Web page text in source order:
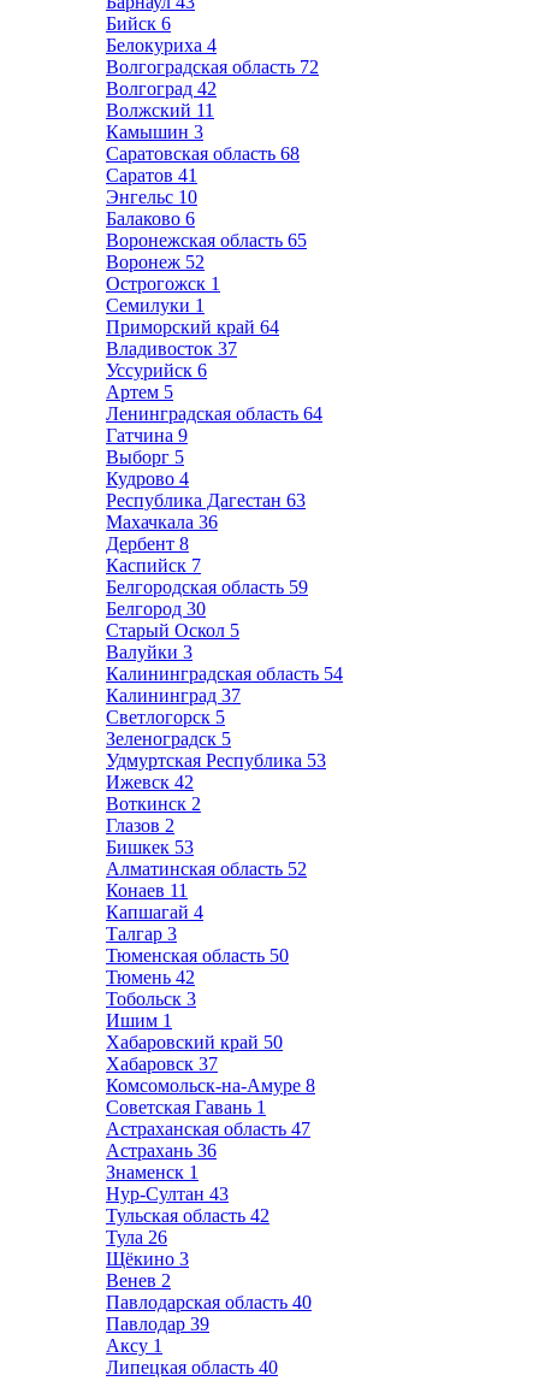
Бийск 6
Белокуриха 4
Волгоградская область 72
Волгоград 42
Волжский 11
Камышин 3
Саратовская область 68
Саратов 41
Энгельс 10
Балаково 6
Воронежская область 65
Воронеж 52
Острогожск 1
Семилуки 1
Приморский край 64
Владивосток 37
Уссурийск 6
Артем 5
Ленинградская область 64
Гатчина 9
Выборг 5
Кудрово 4
Республика Дагестан 63
Махачкала 36
Дербент 8
Каспийск 7
Белгородская область 59
Белгород 30
Старый Оскол 5
Валуйки 3
Калининградская область 54
Калининград 37
Светлогорск 5
Зеленоградск 5
Удмуртская Республика 53
Ижевск 42
Воткинск 2
Глазов 2
Бишкек 53
Алматинская область 52
Конаев 11
Капшагай 4
Талгар 3
Тюменская область 50
Тюмень 42
Тобольск 3
Ишим 1
Хабаровский край 50
Хабаровск 37
Комсомольск-на-Амуре 8
Советская Гавань 1
Астраханская область 47
Астрахань 36
Знаменск 1
Нур-Султан 43
Тульская область 42
Тула 26
Щёкино 3
Венев 2
Павлодарская область 40
Павлодар 39
Аксу 1
Липецкая область 40